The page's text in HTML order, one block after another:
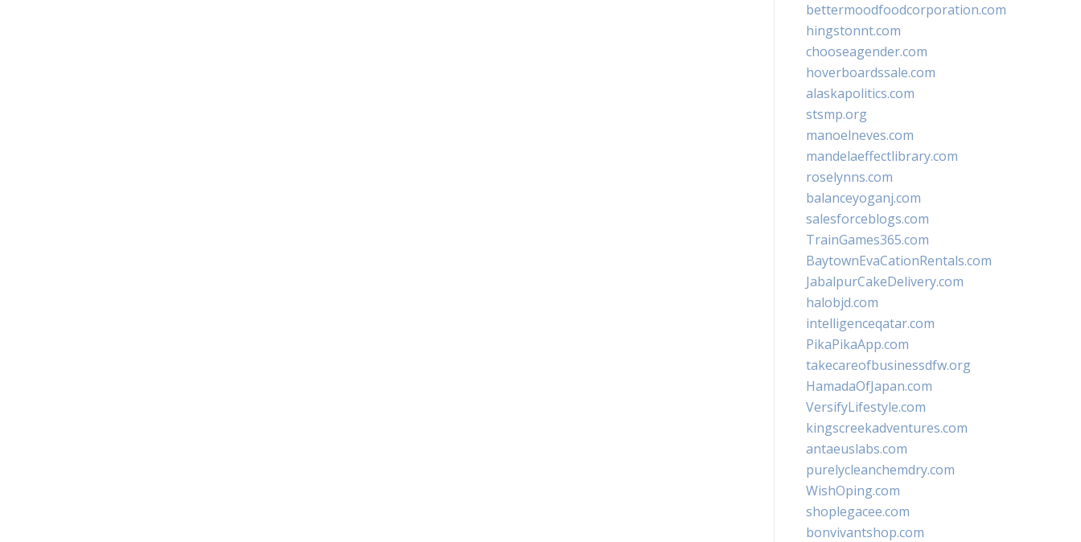
bettermoodfoodcorporation.com
hingstonnt.com
chooseagender.com
hoverboardssale.com
alaskapolitics.com
stsmp.org
manoelneves.com
mandelaeffectlibrary.com
roselynns.com
balanceyoganj.com
salesforceblogs.com
TrainGames365.com
BaytownEvaCationRentals.com
JabalpurCakeDelivery.com
halobjd.com
intelligenceqatar.com
PikaPikaApp.com
takecareofbusinessdfw.org
HamadaOfJapan.com
VersifyLifestyle.com
kingscreekadventures.com
antaeuslabs.com
purelycleanchemdry.com
WishOping.com
shoplegacee.com
bonvivantshop.com